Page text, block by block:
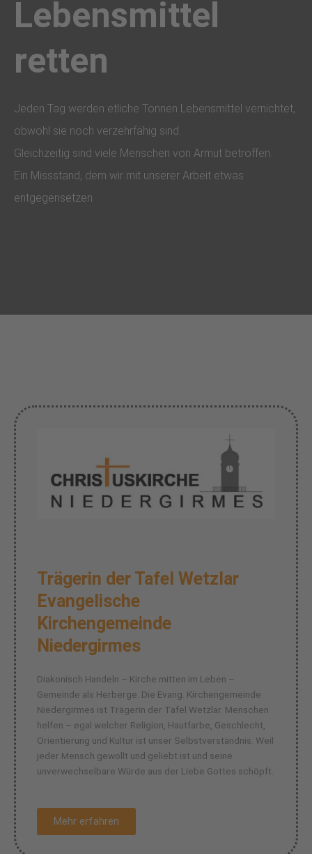
Lebensmittel
retten
Jeden Tag werden etliche Tonnen Lebensmittel vernichtet,
obwohl sie noch verzehrfähig sind.
Gleichzeitig sind viele Menschen von Armut betroffen.
Ein Missstand, dem wir mit unserer Arbeit etwas
entgegensetzen
Trägerin der Tafel Wetzlar
Evangelische
Kirchengemeinde
Niedergirmes
Diakonisch Handeln – Kirche mitten im Leben –
Gemeinde als Herberge. Die Evang. Kirchengemeinde
Niedergirmes ist Trägerin der Tafel Wetzlar. Menschen
helfen – egal welcher Religion, Hautfarbe, Geschlecht,
Orientierung und Kultur ist unser Selbstverständnis. Weil
jeder Mensch gewollt und geliebt ist und seine
unverwechselbare Würde aus der Liebe Gottes schöpft.
Mehr erfahren